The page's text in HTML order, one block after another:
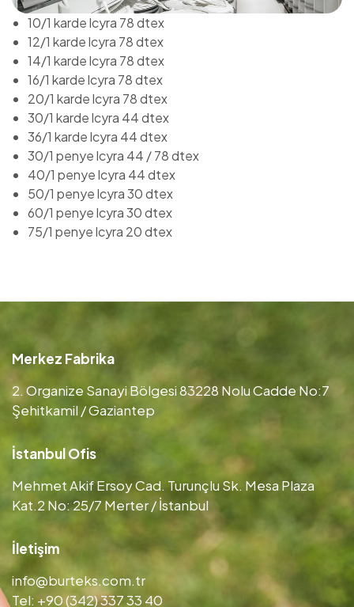
10/1 karde lcyra 78 dtex
12/1 karde lcyra 78 dtex
14/1 karde lcyra 78 dtex
16/1 karde lcyra 78 dtex
20/1 karde lcyra 78 dtex
30/1 karde lcyra 44 dtex
36/1 karde lcyra 44 dtex
30/1 penye lcyra 44 / 78 dtex
40/1 penye lcyra 44 dtex
50/1 penye lcyra 30 dtex
60/1 penye lcyra 30 dtex
75/1 penye lcyra 20 dtex
Merkez Fabrika
2. Organize Sanayi Bölgesi 83228 Nolu Cadde No:7
Şehitkamil / Gaziantep
İstanbul Ofis
Mehmet Akif Ersoy Cad. Turunçlu Sk. Mesa Plaza
Kat.2 No: 25/7 Merter / İstanbul
İletişim
info@burteks.com.tr
Tel: +90 (342) 337 33 40